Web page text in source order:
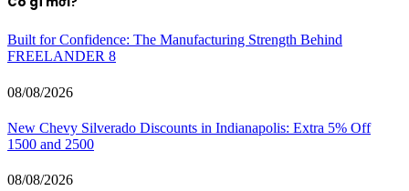
Built for Confidence: The Manufacturing Strength Behind
FREELANDER 8
08/08/2026
New Chevy Silverado Discounts in Indianapolis: Extra 5% Off
1500 and 2500
08/08/2026